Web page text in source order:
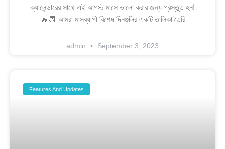
ক্যালেন্ডারের সাথে এই আগস্ট মাসে ভালো করার জন্য প্রস্তুত হন!
🔥📆 আমরা মাসব্যাপী বিশেষ দিনগুলির একটি তালিকা তৈরি
admin September 3, 2023
Features And Updates